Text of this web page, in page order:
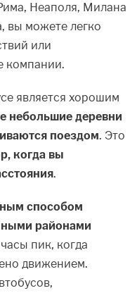
Неаполя, Милана
вы можете легко
или
компании.
является хорошим
небольшие деревни
поездом. Это
когда вы
.
способом
районами
пик, когда
движением.